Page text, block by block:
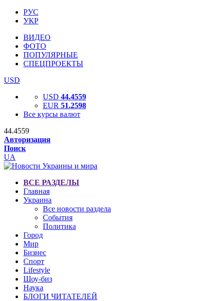
РУС
УКР
ВИДЕО
ФОТО
ПОПУЛЯРНЫЕ
СПЕЦПРОЕКТЫ
USD
USD 44.4559
EUR 51.2598
Все курсы валют
44.4559
Авторизация
Поиск
UA
ВСЕ РАЗДЕЛЫ
Главная
Украина
Все новости раздела
События
Политика
Город
Мир
Бизнес
Спорт
Lifestyle
Шоу-биз
Наука
БЛОГИ ЧИТАТЕЛЕЙ